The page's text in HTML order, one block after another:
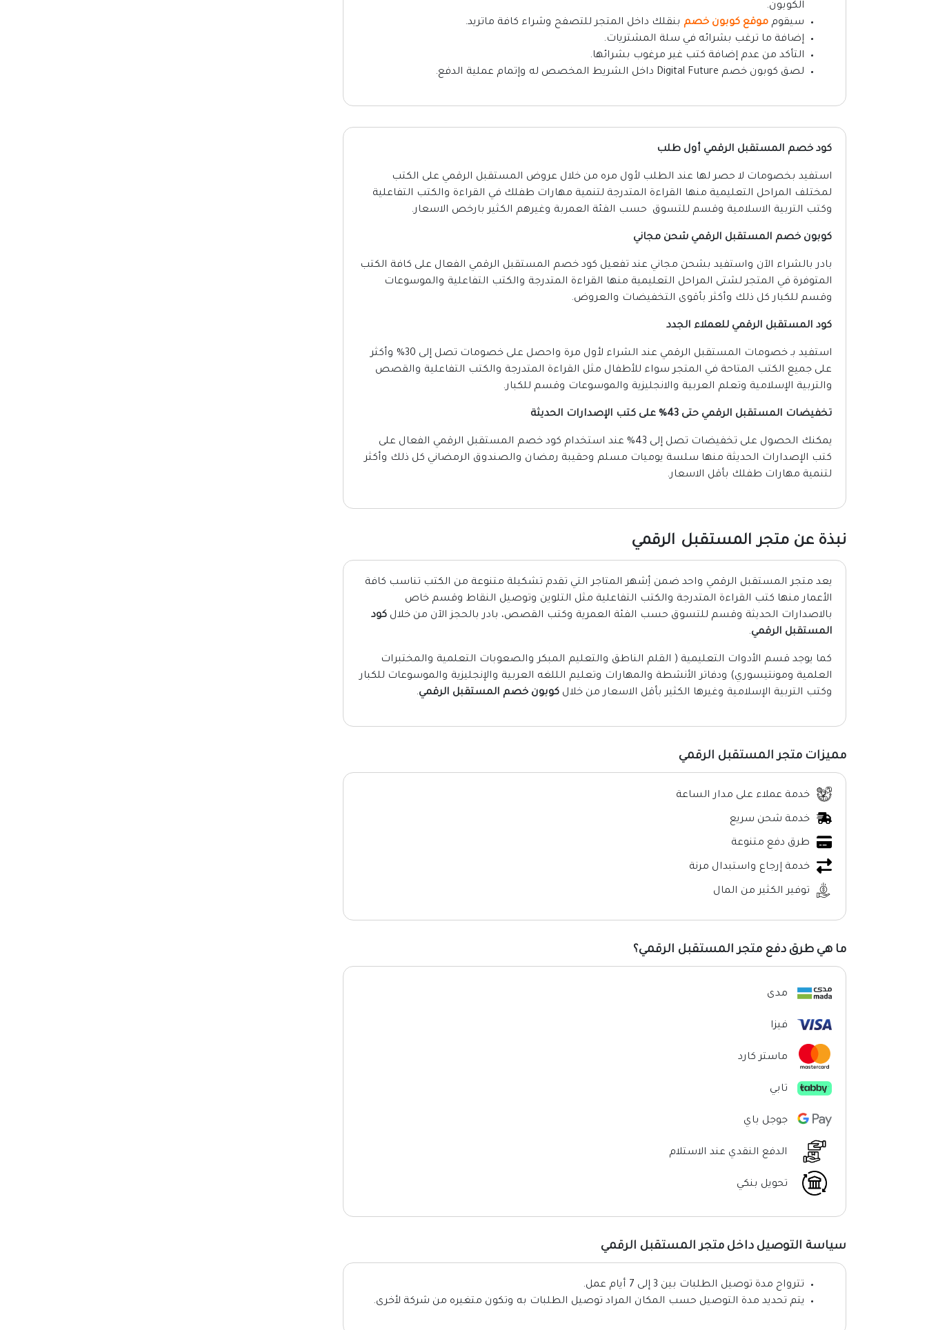
الكوبون.
سيقوم موقع كوبون خصم بنقلك داخل المتجر للتصفح وشراء كافة ماتريد.
إضافة ما ترغب بشرائه في سلة المشتريات.
التأكد من عدم إضافة كتب غير مرغوب بشرائها.
لصق كوبون خصم Digital Future داخل الشريط المخصص له وإتمام عملية الدفع.
كود خصم المستقبل الرقمي أول طلب
استفيد بخصومات لا حصر لها عند الطلب لأول مره من خلال عروض المستقبل الرقمي على الكتب
لمختلف المراحل التعليمية منها القراءة المتدرجة لتنمية مهارات طفلك في القراءة والكتب التفاعلية
وكتب التربية الاسلامية وقسم للتسوق حسب الفئة العمربة وغيرهم الكثير بارخص الاسعار.
كوبون خصم المستقبل الرقمي شحن مجاني
بادر بالشراء الآن واستفيد بشحن مجاني عند تفعيل كود خصم المستقبل الرقمي الفعال على كافة الكتب
المتوفرة في المتجر لشتى المراحل التعليمية منها القراءة المتدرجة والكتب التفاعلية والموسوعات
وقسم للكبار كل ذلك وأكثر بأقوى التخفيضات والعروض.
كود المستقبل الرقمي للعملاء الجدد
استفيد بـ خصومات المستقبل الرقمي عند الشراء لأول مرة واحصل على خصومات تصل إلى 30% وأكثر
على جميع الكتب المتاحة في المتجر سواء للأطفال مثل القراءة المتدرجة والكتب التفاعلية والقصص
والتربية الإسلامية وتعلم العربية والانجليزية والموسوعات وقسم للكبار.
تخفيضات المستقبل الرقمي حتى 43% على كتب الإصدارات الحديثة
يمكنك الحصول على تخفيضات تصل إلى 43% عند استخدام كود خصم المستقبل الرقمي الفعال على
كتب الإصدارات الحديثة منها سلسة يوميات مسلم وحقيبة رمضان والصندوق الرمضاني كل ذلك وأكثر
لتنمية مهارات طفلك بأقل الاسعار.
نبذة عن متجر المستقبل الرقمي
يعد متجر المستقبل الرقمي واحد ضمن أِشهر المتاجر التي تقدم تشكيلة متنوعة من الكتب تناسب كافة
الأعمار منها كتب القراءة المتدرجة والكتب التفاعلية مثل التلوين وتوصيل النقاط وقسم خاص
بالاصدارات الحديثة وقسم للتسوق حسب الفئة العمرية وكتب القصص، بادر بالحجز الآن من خلال كود
المستقبل الرقمي.
كما يوجد قسم الأدوات التعليمية ( القلم الناطق والتعليم المبكر والصعوبات التعلمية والمختبرات
العلمية ومونتيسوري) ودفاتر الأنشطة والمهارات وتعليم الللغه العربية والإنجليزية والموسوعات للكبار
وكتب التربية الإسلامية وغيرها الكثير بأقل الاسعار من خلال كوبون خصم المستقبل الرقمي.
مميزات متجر المستقبل الرقمي
خدمة عملاء على مدار الساعة
خدمة شحن سريع
طرق دفع متنوعة
خدمة إرجاع واستبدال مرنة
توفير الكثير من المال
ما هي طرق دفع متجر المستقبل الرقمي؟
مدى
فيزا
ماستر كارد
تابي
جوجل باي
الدفع النقدي عند الاستلام
تحويل بنكي
سياسة التوصيل داخل متجر المستقبل الرقمي
تترواح مدة توصيل الطلبات بين 3 إلى 7 أيام عمل.
يتم تحديد مدة التوصيل حسب المكان المراد توصيل الطلبات به وتكون متغيره من شركة لأخرى.